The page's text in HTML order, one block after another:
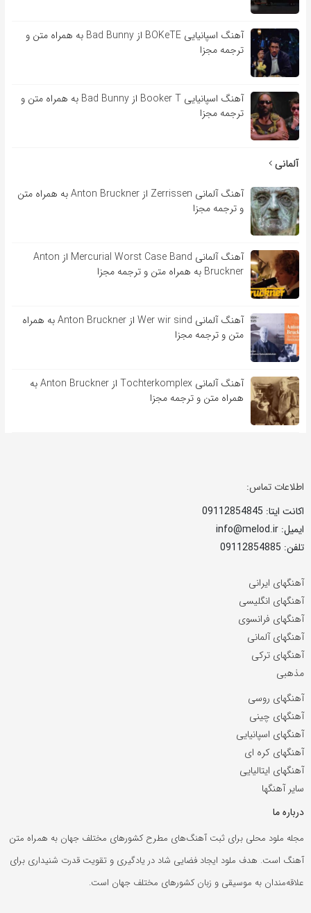
آهنگ اسپانیایی BOKeTE از Bad Bunny به همراه متن و
ترجمه مجزا
آهنگ اسپانیایی Booker T از Bad Bunny به همراه متن و
ترجمه مجزا
آلمانی
آهنگ آلمانی Zerrissen از Anton Bruckner به همراه متن
و ترجمه مجزا
آهنگ آلمانی Mercurial Worst Case Band از Anton
Bruckner به همراه متن و ترجمه مجزا
آهنگ آلمانی Wer wir sind از Anton Bruckner به همراه
متن و ترجمه مجزا
آهنگ آلمانی Tochterkomplex از Anton Bruckner به
همراه متن و ترجمه مجزا
اطلاعات تماس:
اکانت ایتا: 09112854845
ایمیل: info@melod.ir
تلفن: 09112854885
آهنگهای ایرانی
آهنگهای انگلیسی
آهنگهای فرانسوی
آهنگهای آلمانی
آهنگهای ترکی
مذهبی
آهنگهای روسی
آهنگهای چینی
آهنگهای اسپانیایی
آهنگهای کره ای
آهنگهای ایتالیایی
سایر آهنگها
درباره ما
مجله ملود محلی برای ثبت آهنگ‌های مطرح کشورهای مختلف جهان به همراه متن
آهنگ است. هدف ملود ایجاد فضایی شاد در یادگیری و تقویت قدرت شنیداری برای
علاقه‌مندان به موسیقی و زبان کشورهای مختلف جهان است.